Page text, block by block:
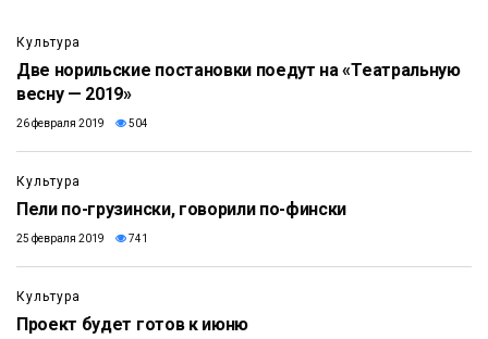
Культура
Две норильские постановки поедут на «Театральную
весну — 2019»
26 февраля 2019 504
Культура
Пели по-грузински, говорили по-фински
25 февраля 2019 741
Культура
Проект будет готов к июню